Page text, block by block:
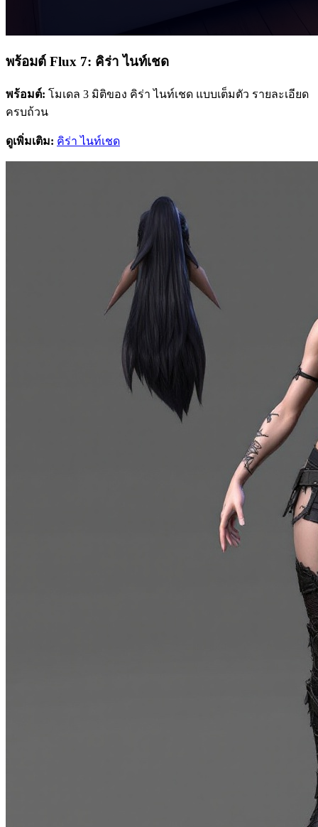
พร้อมต์ Flux 7: คิร่า ไนท์เชด
พร้อมต์: โมเดล 3 มิติของ คิร่า ไนท์เชด แบบเต็มตัว รายละเอียด
ครบถ้วน
ดูเพิ่มเติม: คิร่า ไนท์เชด